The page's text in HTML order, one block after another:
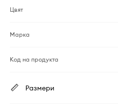
Цвят
Марка
Код на продукта
Размери